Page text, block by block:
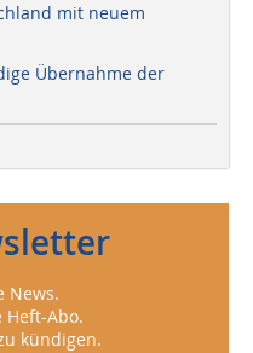
mit neuem
Übernahme der
News.
Abo.
kündigen.